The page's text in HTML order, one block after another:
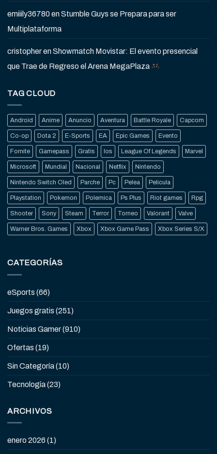
emiiily36780enStumble Guys se Prepara para ser
Multiplataforma
cristopherenShowmatch Movistar: El evento presencial
que Trae de Regreso el Arena MegaPlaza
TAG CLOUD
Android Anime Anuncio Aventura Battle Royale Capcom
Co-op Dota 2 E-Sports EA Epic Games Evento
Fornite Gamepass Gratis Ios League Of Legends Marvel
Microsoft Mundial Nacional Netflix Nintendo
Nintendo Switch Oled Parche Pc Pelea Pelicula
Playstation Pokemon Polemica Ps Plus Riot games Rpg
Shooter Sony Steam Terror Torneo Valorant Valve
Warner Bros. Games Xbox Xbox Game Pass Xbox Series S/X
CATEGORÍAS
eSports (66)
Juegos gratis (251)
Noticias Gamer(910)
Ofertas (19)
Sin Categoría(10)
Tecnología(23)
ARCHIVOS
enero 2026 (1)